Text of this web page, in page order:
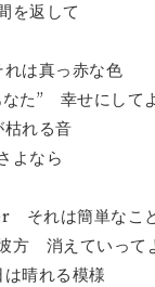
を返して
は真っ赤な色
た” 幸せにして
れる音
よなら
それは簡単なこ
方 消えていって
晴れる模様